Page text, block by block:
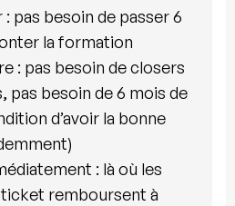
: pas besoin de passer 6
la formation
: pas besoin de closers
pas besoin de 6 mois de
d’avoir la bonne
: là où les
remboursent à